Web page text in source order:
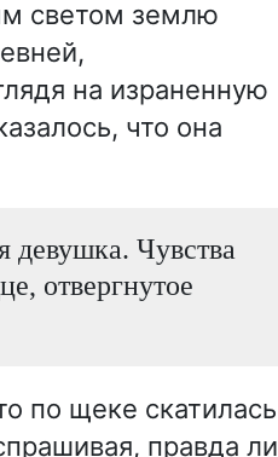
светом землю
на израненную
что она
девушка. Чувства
отвергнутое
по щеке скатилась
правда ли